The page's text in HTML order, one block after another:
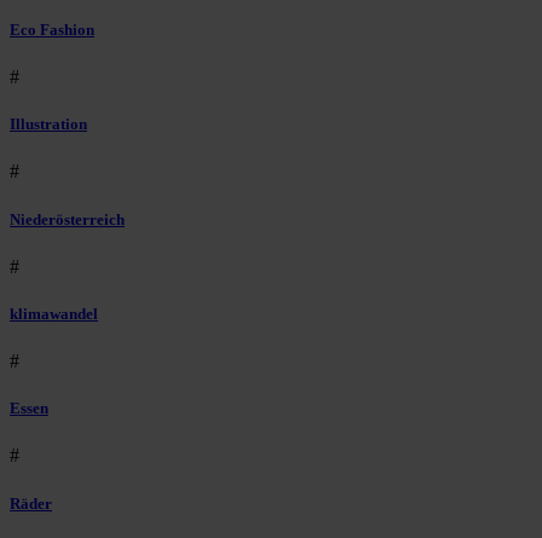
Eco Fashion
#
Illustration
#
Niederösterreich
#
klimawandel
#
Essen
#
Räder